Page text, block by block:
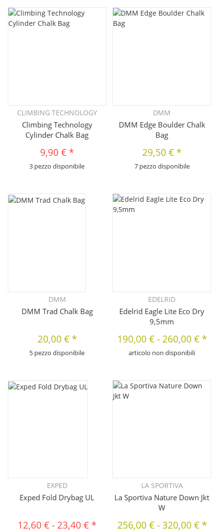
CLIMBING TECHNOLOGY
Climbing Technology
Cylinder Chalk Bag
9,90 € *
3 pezzo disponibile
DMM
DMM Edge Boulder Chalk
Bag
29,50 € *
7 pezzo disponibile
DMM
DMM Trad Chalk Bag
20,00 € *
5 pezzo disponibile
EDELRID
Edelrid Eagle Lite Eco Dry
9,5mm
190,00 €- 260,00 € *
articolo non disponibili
EXPED
Exped Fold Drybag UL
12,60 €- 23,40 € *
LA SPORTIVA
La Sportiva Nature Down Jkt
W
256,00 €-320,00 € *